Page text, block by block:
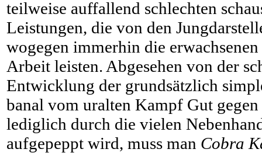
teilweise auffallend schlechten
Leistungen, die von den
wogegen immerhin die
Arbeit leisten. Abgesehen von der
Entwicklung der grundsätzlich
banal vom uralten Kampf Gut
lediglich durch die vielen
aufgepeppt wird, muss man Cobra